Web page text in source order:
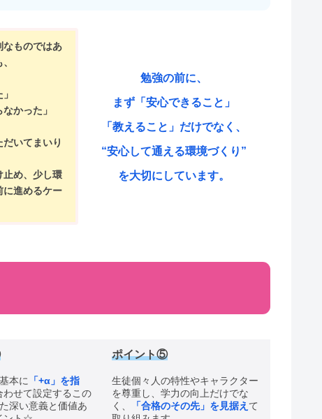
なものではあ
かった」
いてまいり
止め、少し環
に進めるケー
勉強の前に、
まず「安心できること」
「教えること」だけでなく、
“安心して通える環境づくり ”
を大切にしています。
本に
「+α」を指
わせて設定するこの
深い意義と価値あ
ポイント⑤
生徒個々人の特性やキャラクター
を尊重し、学力の向上だけでな
く、
「合格のその先」を見据え て